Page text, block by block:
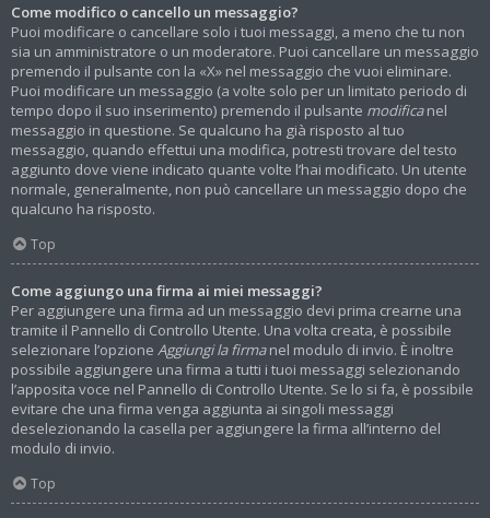
Come modifico o cancello un messaggio?
Puoi modificare o cancellare solo i tuoi messaggi, a meno che tu non
sia un amministratore o un moderatore. Puoi cancellare un messaggio
premendo il pulsante con la «X» nel messaggio che vuoi eliminare.
Puoi modificare un messaggio (a volte solo per un limitato periodo di
tempo dopo il suo inserimento) premendo il pulsante modificanel
messaggio in questione. Se qualcuno ha già risposto al tuo
messaggio, quando effettui una modifica, potresti trovare del testo
aggiunto dove viene indicato quante volte l’hai modificato. Un utente
normale, generalmente, non può cancellare un messaggio dopo che
qualcuno ha risposto.
Top
Come aggiungo una firma ai miei messaggi?
Per aggiungere una firma ad un messaggio devi prima crearne una
tramite il Pannello di Controllo Utente. Una volta creata, è possibile
selezionare l’opzione Aggiungi la firmanel modulo di invio. È inoltre
possibile aggiungere una firma a tutti i tuoi messaggi selezionando
l’apposita voce nel Pannello di Controllo Utente. Se lo si fa, è possibile
evitare che una firma venga aggiunta ai singoli messaggi
deselezionando la casella per aggiungere la firma all’interno del
modulo di invio.
Top